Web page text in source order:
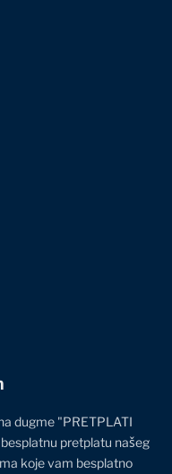
dugme "PRETPLATI
pretplatu našeg
koje vam besplatno